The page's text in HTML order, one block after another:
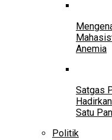
Anemia
Satgas
Satu
Politik